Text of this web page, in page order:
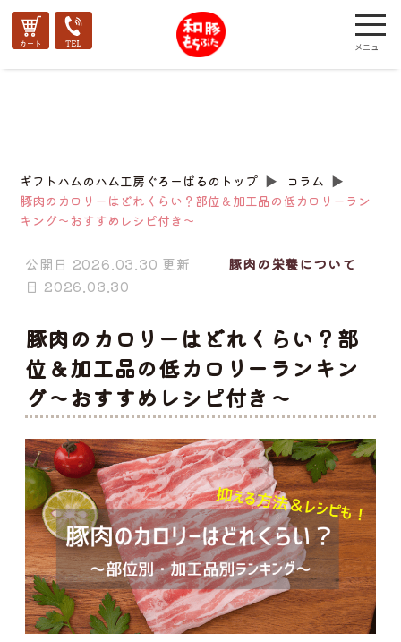
ギフトハムのハム工房ぐろーばるのトップ▶︎ コラム ▶︎
豚肉のカロリーはどれくらい？部位＆加工品の低カロリーラン
キング～おすすめレシピ付き～
公開日 2026.03.30 更新
日 2026.03.30
豚肉の栄養について
豚肉のカロリーはどれくらい？部
位＆加工品の低カロリーランキン
グ～おすすめレシピ付き～